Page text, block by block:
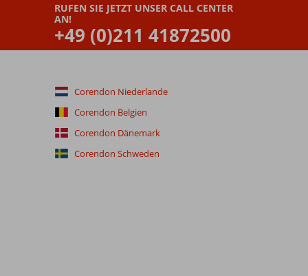
RUFEN SIE JETZT UNSER CALL CENTER
AN!
+49 (0)211 41872500
Corendon Niederlande
Corendon Belgien
Corendon Dänemark
Corendon Schweden